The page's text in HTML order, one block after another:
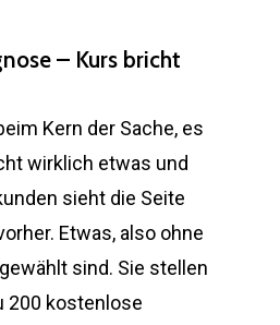
– Kurs bricht
Kern der Sache, es
wirklich etwas und
sieht die Seite
Etwas, also ohne
sind. Sie stellen
200 kostenlose